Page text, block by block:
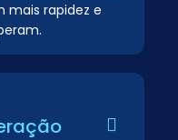
mais rapidez e